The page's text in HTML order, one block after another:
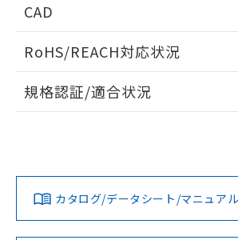
CAD
ドすることができます。
ログイン/会員登録
ダウンロードデータをご利用いただく前
みください。
ソフトウェアの使用条件
RoHS/REACH対応状況
EU RoHS 注意事項・凡例
対応済み
規格認証/適合状況
カタログ/データシート/マニュアル
ものではありません。
また、RoHS指令のフタル酸エ
物質の対応では、対応完了まで
荷製品に未対応品が混在すること
欄に対応日を記載しておりました